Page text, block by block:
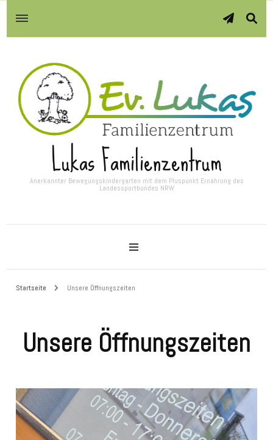
Lukas Familienzentrum
Anerkannter Bewegungskindergarten mit dem Pluspunkt Ernährung des
Landessportbundes NRW
Startseite Unsere Öffnungszeiten
Unsere Öffnungszeiten